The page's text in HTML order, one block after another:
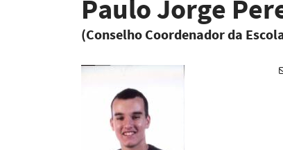
Paulo Jorge
(Conselho Coordenador da